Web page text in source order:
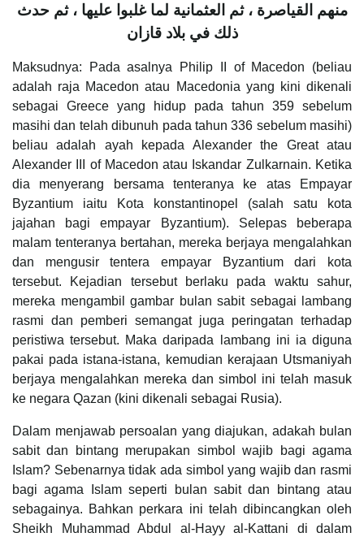
منهم القياصرة ، ثم العثمانية لما غلبوا عليها ، ثم حدث
ذلك في بلاد قازان
Maksudnya: Pada asalnya Philip II of Macedon (beliau
adalah raja Macedon atau Macedonia yang kini dikenali
sebagai Greece yang hidup pada tahun 359 sebelum
masihi dan telah dibunuh pada tahun 336 sebelum masihi)
beliau adalah ayah kepada Alexander the Great atau
Alexander III of Macedon atau Iskandar Zulkarnain. Ketika
dia menyerang bersama tenteranya ke atas Empayar
Byzantium iaitu Kota konstantinopel (salah satu kota
jajahan bagi empayar Byzantium). Selepas beberapa
malam tenteranya bertahan, mereka berjaya mengalahkan
dan mengusir tentera empayar Byzantium dari kota
tersebut. Kejadian tersebut berlaku pada waktu sahur,
mereka mengambil gambar bulan sabit sebagai lambang
rasmi dan pemberi semangat juga peringatan terhadap
peristiwa tersebut. Maka daripada lambang ini ia diguna
pakai pada istana-istana, kemudian kerajaan Utsmaniyah
berjaya mengalahkan mereka dan simbol ini telah masuk
ke negara Qazan (kini dikenali sebagai Rusia).
Dalam menjawab persoalan yang diajukan, adakah bulan
sabit dan bintang merupakan simbol wajib bagi agama
Islam? Sebenarnya tidak ada simbol yang wajib dan rasmi
bagi agama Islam seperti bulan sabit dan bintang atau
sebagainya. Bahkan perkara ini telah dibincangkan oleh
Sheikh Muhammad Abdul al-Hayy al-Kattani di dalam